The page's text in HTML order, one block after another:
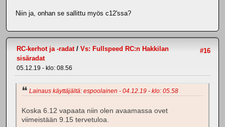
Niin ja, onhan se sallittu myös c12'ssa?
#16
RC-kerhot ja -radat/ Vs: Fullspeed RC:n Hakkilan
sisäradat
05.12.19 - klo: 08.56
Lainaus käyttäjältä: espoolainen - 04.12.19 - klo: 05.58
Koska 6.12 vapaata niin olen avaamassa ovet
viimeistään 9.15 tervetuloa.